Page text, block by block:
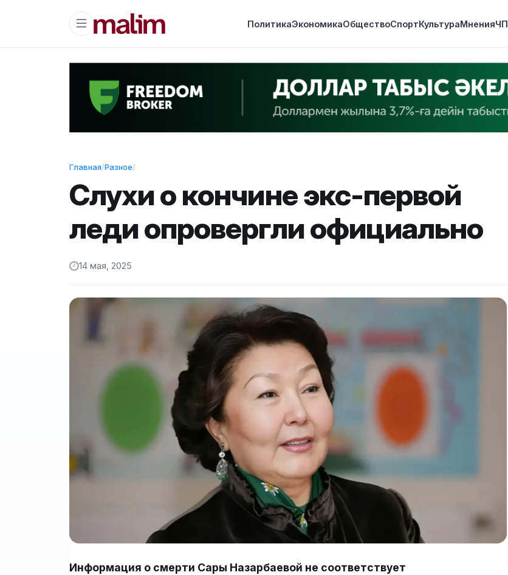
ПолитикаЭкономикаОбществоСпортКультураМненияЧП
Главная/Разное/
Слухи о кончине экс-первой
леди опровергли официально
14 мая, 2025
Информация о смерти Сары Назарбаевой не соответствует